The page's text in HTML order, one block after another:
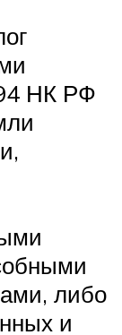
НК РФ
либо
и